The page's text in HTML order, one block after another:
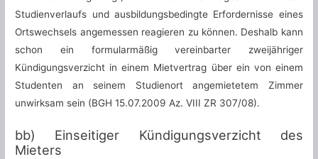
Studienverlaufs und ausbildungsbedingte Erfordernisse eines
Ortswechsels angemessen reagieren zu können. Deshalb kann
schon ein formularmäßig vereinbarter zweijähriger
Kündigungsverzicht in einem Mietvertrag über ein von einem
Studenten an seinem Studienort angemietetem Zimmer
unwirksam sein (BGH 15.07.2009 Az. VIII ZR 307/08).
bb) Einseitiger Kündigungsverzicht des
Mieters